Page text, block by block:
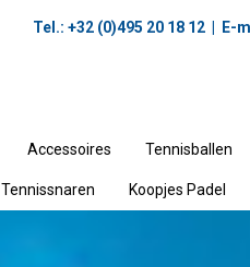
Tel.: +32 (0)495 20 18 12‬ | E-
Accessoires Tennisballen
Tennissnaren Koopjes Padel